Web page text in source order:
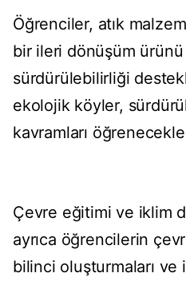
Öğrenciler, atık
bir ileri dönüşüm
sürdürülebilirliği
ekolojik köyler,
kavramları
Çevre eğitimi ve iklim
ayrıca öğrencilerin
bilinci oluşturmaları ve